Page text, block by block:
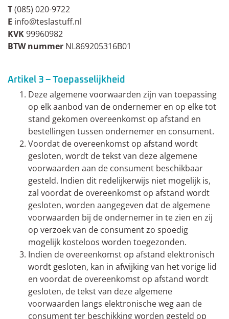
T(085) 020-9722
E info@teslastuff.nl
KVK99960982
BTW nummer NL869205316B01
Artikel 3 – Toepasselijkheid
Deze algemene voorwaarden zijn van toepassing
op elk aanbod van de ondernemer en op elke tot
stand gekomen overeenkomst op afstand en
bestellingen tussen ondernemer en consument.
Voordat de overeenkomst op afstand wordt
gesloten, wordt de tekst van deze algemene
voorwaarden aan de consument beschikbaar
gesteld. Indien dit redelijkerwijs niet mogelijk is,
zal voordat de overeenkomst op afstand wordt
gesloten, worden aangegeven dat de algemene
voorwaarden bij de ondernemer in te zien en zij
op verzoek van de consument zo spoedig
mogelijk kosteloos worden toegezonden.
Indien de overeenkomst op afstand elektronisch
wordt gesloten, kan in afwijking van het vorige lid
en voordat de overeenkomst op afstand wordt
gesloten, de tekst van deze algemene
voorwaarden langs elektronische weg aan de
consument ter beschikking worden gesteld op